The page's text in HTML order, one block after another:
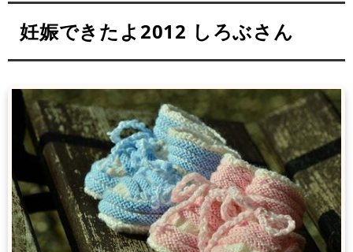
妊娠できたよ2012 しろぶさん